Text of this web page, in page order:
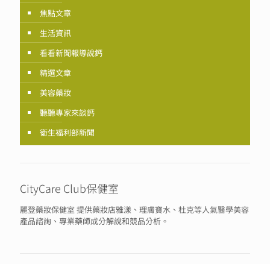
焦點文章
生活資訊
看看新聞報導說鈣
精選文章
美容藥妝
聽聽專家來談鈣
衛生福利部新聞
CityCare Club保健室
麗登藥妝保健室 提供藥妝店雅漾、理膚寶水、杜克等人氣醫學美容
產品諮詢、專業藥師成分解說和競品分析。